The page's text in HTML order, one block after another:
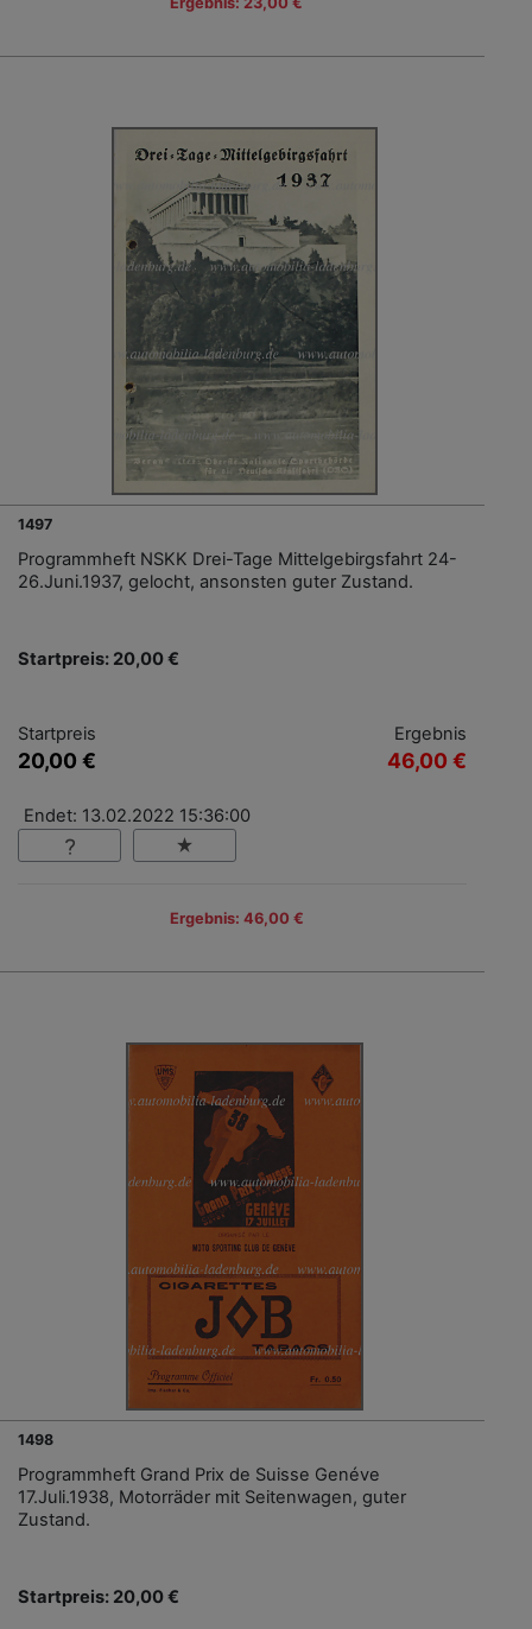
1497
Programmheft NSKK Drei-Tage Mittelgebirgsfahrt 24-
26.Juni.1937, gelocht, ansonsten guter Zustand.
Startpreis: 20,00 €
Startpreis
20,00 €
Ergebnis
46,00 €
Endet: 13.02.2022 15:36:00
Ergebnis: 46,00 €
1498
Programmheft Grand Prix de Suisse Genéve
17.Juli.1938, Motorräder mit Seitenwagen, guter
Zustand.
Startpreis: 20,00 €